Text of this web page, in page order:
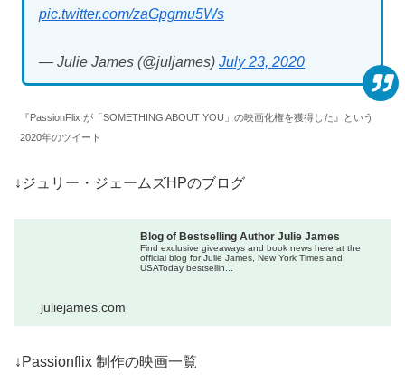
pic.twitter.com/zaGpgmu5Ws
— Julie James (@juljames) July 23, 2020
『PassionFlix が「SOMETHING ABOUT YOU」の映画化権を獲得した』という
2020年のツイート
↓ジュリー・ジェームズHPのブログ
Blog of Bestselling Author Julie James
Find exclusive giveaways and book news here at the
official blog for Julie James, New York Times and
USAToday bestsellin...
juliejames.com
↓Passionflix 制作の映画一覧